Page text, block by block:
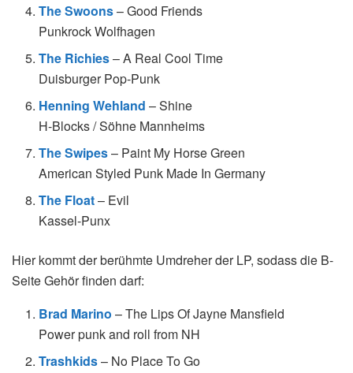
The Swoons– Good Friends
Punkrock Wolfhagen
The Richies– A Real Cool Time
Duisburger Pop-Punk
Henning Wehland – Shine
H-Blocks / Söhne Mannheims
The Swipes– Paint My Horse Green
American Styled Punk Made In Germany
The Float– Evil
Kassel-Punx
Hier kommt der berühmte Umdreher der LP, sodass die B-
Seite Gehör finden darf:
Brad Marino – The Lips Of Jayne Mansfield
Power punk and roll from NH
Trashkids– No Place To Go